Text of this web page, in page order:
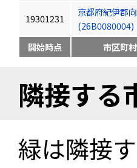
19301231
京都府紀伊郡
(26B0080004)
開始時点
市区町村
隣接する
緑は隣接